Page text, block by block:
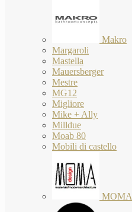
Makro
Margaroli
Mastella
Mauersberger
Mestre
MG12
Migliore
Mike + Ally
Milldue
Moab 80
Mobili di castello
MOMA